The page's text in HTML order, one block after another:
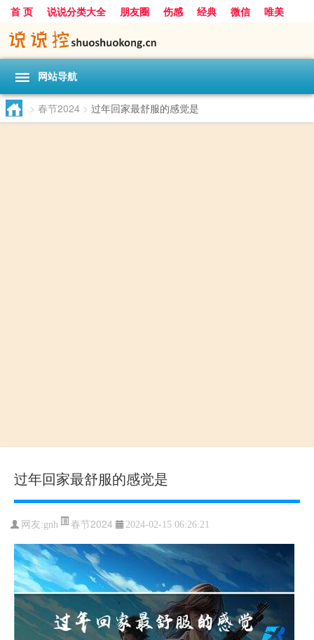
首 页 说说分类大全 朋友圈 伤感 经典 微信
唯美
励志
爱情 搞笑
网站导航
> 春节2024 > 过年回家最舒服的感觉是
过年回家最舒服的感觉是
网友:gnh 春节2024 2024-02-15 06:26:21